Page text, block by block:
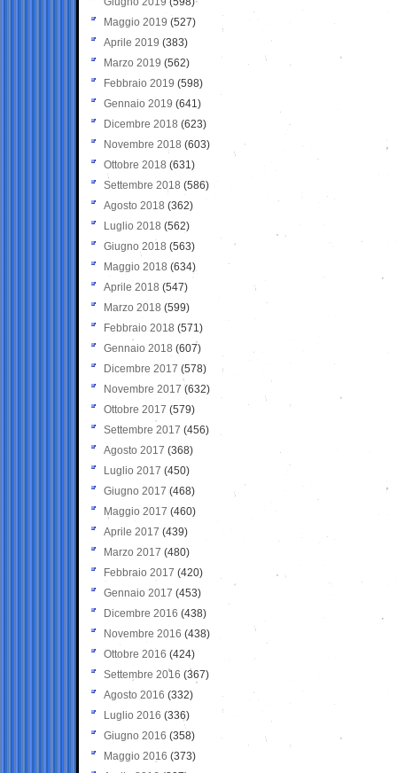
Maggio 2019 (527)
Aprile 2019 (383)
Marzo 2019 (562)
Febbraio 2019 (598)
Gennaio 2019 (641)
Dicembre 2018 (623)
Novembre 2018 (603)
Ottobre 2018 (631)
Settembre 2018 (586)
Agosto 2018 (362)
Luglio 2018 (562)
Giugno 2018 (563)
Maggio 2018 (634)
Aprile 2018 (547)
Marzo 2018 (599)
Febbraio 2018 (571)
Gennaio 2018 (607)
Dicembre 2017 (578)
Novembre 2017 (632)
Ottobre 2017 (579)
Settembre 2017 (456)
Agosto 2017 (368)
Luglio 2017 (450)
Giugno 2017 (468)
Maggio 2017 (460)
Aprile 2017 (439)
Marzo 2017 (480)
Febbraio 2017 (420)
Gennaio 2017 (453)
Dicembre 2016 (438)
Novembre 2016 (438)
Ottobre 2016 (424)
Settembre 2016 (367)
Agosto 2016 (332)
Luglio 2016 (336)
Giugno 2016 (358)
Maggio 2016 (373)